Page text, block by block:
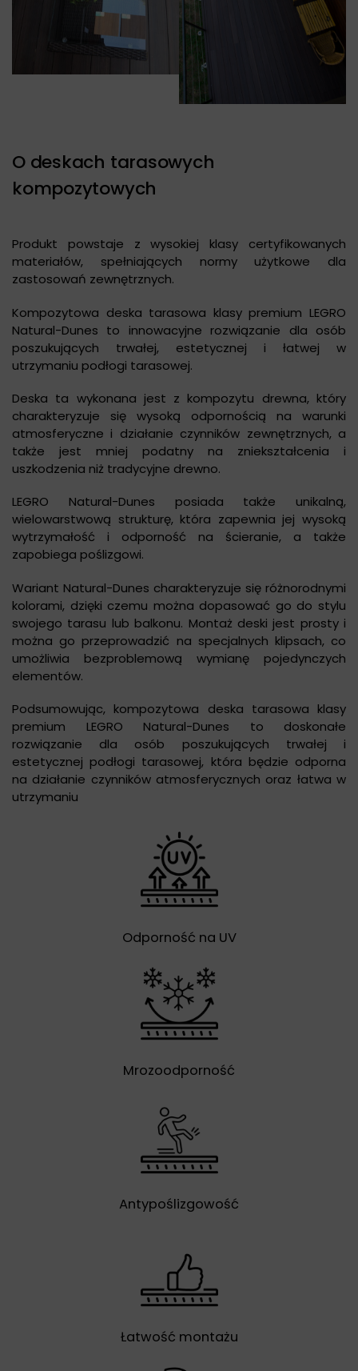
O deskach tarasowych
kompozytowych
Produkt powstaje z wysokiej klasy certyfikowanych
materiałów, spełniających normy użytkowe dla
zastosowań zewnętrznych.
Kompozytowa deska tarasowa klasy premium LEGRO
Natural-Dunes to innowacyjne rozwiązanie dla osób
poszukujących trwałej, estetycznej i łatwej w
utrzymaniu podłogi tarasowej.
Deska ta wykonana jest z kompozytu drewna, który
charakteryzuje się wysoką odpornością na warunki
atmosferyczne i działanie czynników zewnętrznych, a
także jest mniej podatny na zniekształcenia i
uszkodzenia niż tradycyjne drewno.
LEGRO Natural-Dunes posiada także unikalną,
wielowarstwową strukturę, która zapewnia jej wysoką
wytrzymałość i odporność na ścieranie, a także
zapobiega poślizgowi.
Wariant Natural-Dunes charakteryzuje się różnorodnymi
kolorami, dzięki czemu można dopasować go do stylu
swojego tarasu lub balkonu. Montaż deski jest prosty i
można go przeprowadzić na specjalnych klipsach, co
umożliwia bezproblemową wymianę pojedynczych
elementów.
Podsumowując, kompozytowa deska tarasowa klasy
premium LEGRO Natural-Dunes to doskonałe
rozwiązanie dla osób poszukujących trwałej i
estetycznej podłogi tarasowej, która będzie odporna
na działanie czynników atmosferycznych oraz łatwa w
utrzymaniu
Odporność na UV
Mrozoodporność
Antypoślizgowość
Łatwość montażu